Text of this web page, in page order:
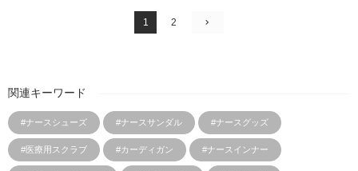
1 2
関連キーワード
#ナースシューズ #ナースサンダル #ナースグッズ
#医療用スクラブ #カーディガン #ナースインナー